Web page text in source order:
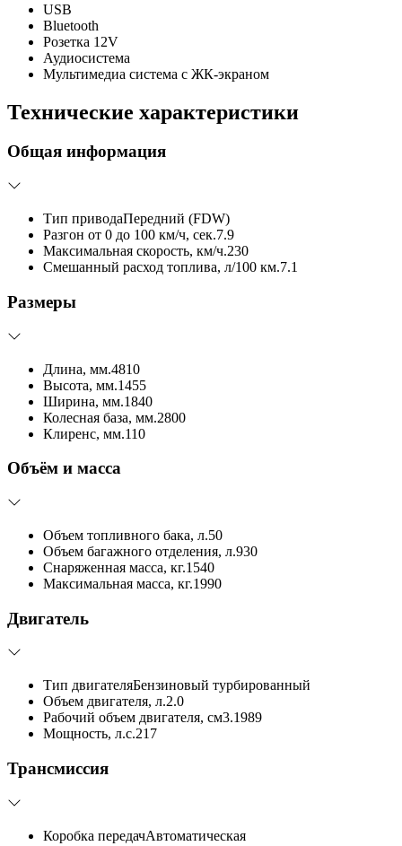
USB
Bluetooth
Розетка 12V
Аудиосистема
Мультимедиа система с ЖК-экраном
Технические характеристики
Общая информация
Тип приводаПередний (FDW)
Разгон от 0 до 100 км/ч, сек.7.9
Максимальная скорость, км/ч.230
Смешанный расход топлива, л/100 км.7.1
Размеры
Длина, мм.4810
Высота, мм.1455
Ширина, мм.1840
Колесная база, мм.2800
Клиренс, мм.110
Объём и масса
Объем топливного бака, л.50
Объем багажного отделения, л.930
Снаряженная масса, кг.1540
Максимальная масса, кг.1990
Двигатель
Тип двигателяБензиновый турбированный
Объем двигателя, л.2.0
Рабочий объем двигателя, см3.1989
Мощность, л.с.217
Трансмиссия
Коробка передачАвтоматическая